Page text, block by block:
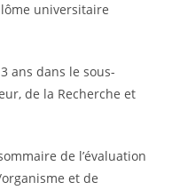
universitaire
ans dans le sous-
de la Recherche et
de l’évaluation
et de